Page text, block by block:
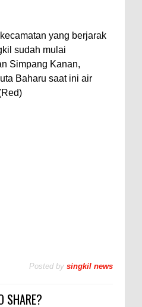
yang berjarak
sudah mulai
Simpang Kanan,
Baharu saat ini air
Posted by singkil news
SHARE?